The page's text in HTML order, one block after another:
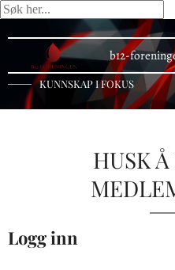
b12-
KUNNSKAP I FOKUS
HUSK
Logg inn